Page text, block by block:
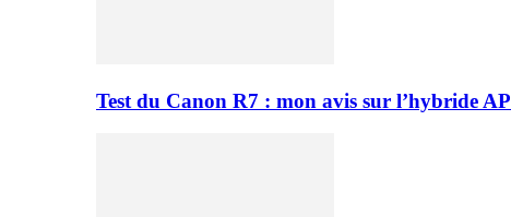
Test du Canon R7 : mon avis sur l’hybride